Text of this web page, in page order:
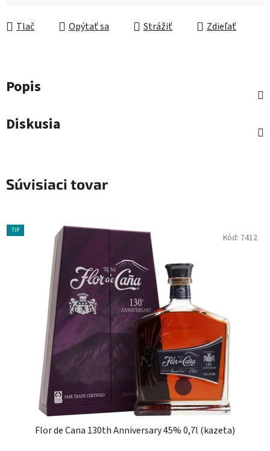
Tlač Opýtať sa Strážiť Zdieľať
Popis
Diskusia
Súvisiaci tovar
TIP
Flor de Cana 130th Anniversary 45% 0,7l (kazeta)
Kód: 7412